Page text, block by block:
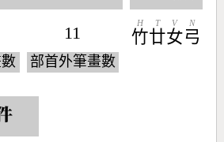
11
部首外筆畫數
竹
H
廿
T
女
V
弓
N